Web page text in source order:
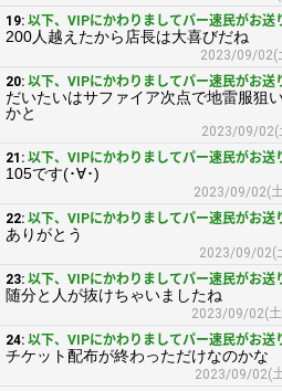
19: 以下、VIPにかわりましてパー速民がお送
200人越えたから店長は大喜びだね
2023/09/02(
20: 以下、VIPにかわりましてパー速民がお送
だいたいはサファイア次点で地雷服狙
かと
2023/09/02(
21: 以下、VIPにかわりましてパー速民がお送
105です(･∀･)
2023/09/02(
22: 以下、VIPにかわりましてパー速民がお送
ありがとう
2023/09/02(
23: 以下、VIPにかわりましてパー速民がお送
随分と人が抜けちゃいましたね
2023/09/02(
24: 以下、VIPにかわりましてパー速民がお送
チケット配布が終わっただけなのかな
2023/09/02(